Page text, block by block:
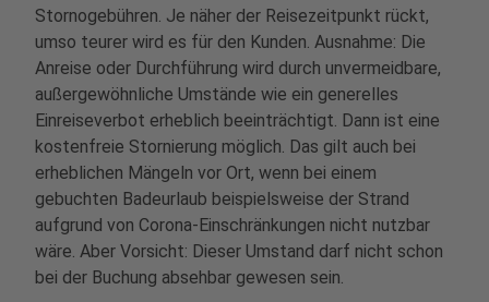
Stornogebühren. Je näher der Reisezeitpunkt rückt,
umso teurer wird es für den Kunden. Ausnahme: Die
Anreise oder Durchführung wird durch unvermeidbare,
außergewöhnliche Umstände wie ein generelles
Einreiseverbot erheblich beeinträchtigt. Dann ist eine
kostenfreie Stornierung möglich. Das gilt auch bei
erheblichen Mängeln vor Ort, wenn bei einem
gebuchten Badeurlaub beispielsweise der Strand
aufgrund von Corona-Einschränkungen nicht nutzbar
wäre. Aber Vorsicht: Dieser Umstand darf nicht schon
bei der Buchung absehbar gewesen sein.